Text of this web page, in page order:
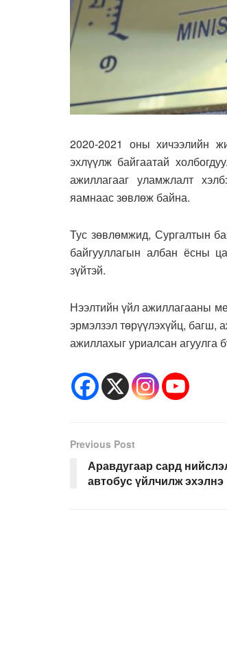
2020-2021 оны хичээлийн
эхлүүлж байгаатай
ажиллагааг уламжлалт
яамнаас зөвлөж байна.
Тус зөвлөмжид, Сургалтын
байгууллагын албан ёсны
зүйтэй.
Нээлтийн үйл ажиллагааны
эрмэлзэл төрүүлэхүйц, багш,
ажиллахыг уриалсан агуулга
Previous Post
Аравдугаар сард
автобус үйлчилж эхэлнэ